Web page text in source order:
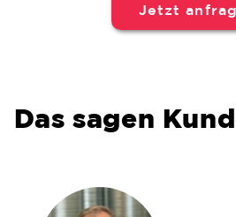
Jetzt
Das sagen